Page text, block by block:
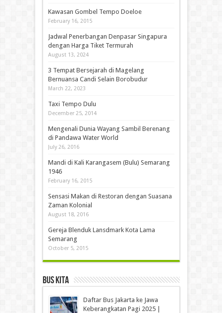
Kawasan Gombel Tempo Doeloe
February 16, 2015
Jadwal Penerbangan Denpasar Singapura
dengan Harga Tiket Termurah
August 13, 2024
3 Tempat Bersejarah di Magelang
Bernuansa Candi Selain Borobudur
March 22, 2023
Taxi Tempo Dulu
December 25, 2014
Mengenali Dunia Wayang Sambil Berenang
di Pandawa Water World
July 26, 2016
Mandi di Kali Karangasem (Bulu) Semarang
1946
February 16, 2015
Sensasi Makan di Restoran dengan Suasana
Zaman Kolonial
August 18, 2016
Gereja Blenduk Lansdmark Kota Lama
Semarang
October 5, 2015
Bus Kita
Daftar Bus Jakarta ke Jawa
Keberangkatan Pagi 2025 |